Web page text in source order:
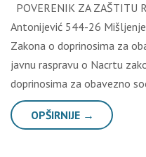
POVERENIK ZA ZAŠTITU
Antonijević 544-26
Zakona o doprinosima za
javnu raspravu o Nacrtu
doprinosima za obavezno
OPŠIRNIJE →